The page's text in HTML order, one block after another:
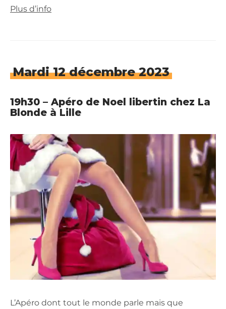
Plus d’info
Mardi 12 décembre 2023
19h30 – Apéro de Noel libertin chez La
Blonde à Lille
L’Apéro dont tout le monde parle mais que